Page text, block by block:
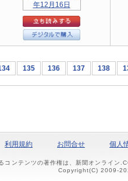
135 136 137 138
利用規約 お問合せ 個人
コンテンツの著作権は、新聞オンライン
Copyright(C) 2009-